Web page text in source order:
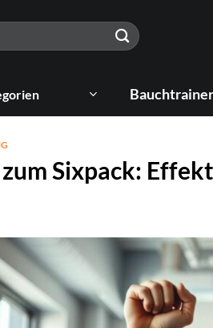
Bauchtrainer
Sixpack: